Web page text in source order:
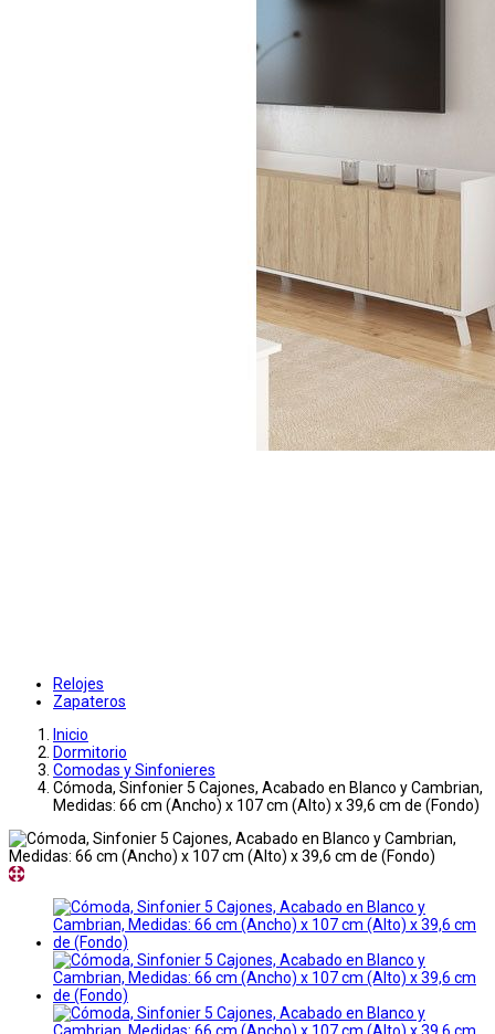
Relojes
Zapateros
Inicio
Dormitorio
Comodas y Sinfonieres
Cómoda, Sinfonier 5 Cajones, Acabado en Blanco y Cambrian,
Medidas: 66 cm (Ancho) x 107 cm (Alto) x 39,6 cm de (Fondo)